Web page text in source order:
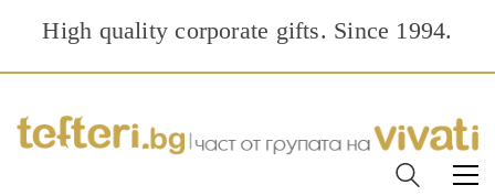
High quality corporate gifts. Since 1994.